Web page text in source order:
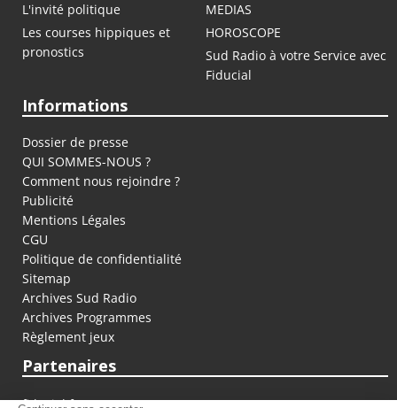
L'invité politique
MEDIAS
Les courses hippiques et
pronostics
HOROSCOPE
Sud Radio à votre Service avec
Fiducial
Informations
Dossier de presse
QUI SOMMES-NOUS ?
Comment nous rejoindre ?
Publicité
Mentions Légales
CGU
Politique de confidentialité
Sitemap
Archives Sud Radio
Archives Programmes
Règlement jeux
Partenaires
fiducial.fr